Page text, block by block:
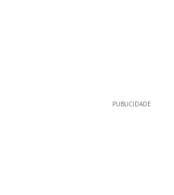
PUBLICIDADE